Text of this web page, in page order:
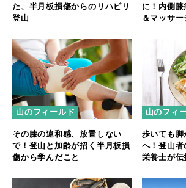
た、半月板損傷からのリハビリ
登山
に！内側
＆マッサー
山のフィールド
その膝の違和感、放置しない
で！登山と加齢が招く半月板損
傷から学んだこと
山のフィ
歩いても脚
へ！登山
栄養士が伝